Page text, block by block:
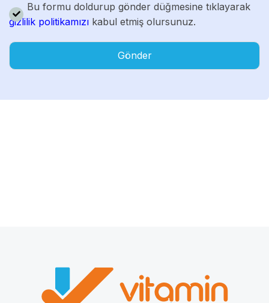
Bu formu doldurup gönder düğmesine tıklayarak
gizlilik politikamızı kabul etmiş olursunuz.
Gönder